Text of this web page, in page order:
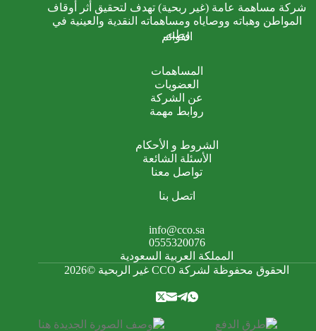
شركة مساهمة عامة (غير ربحية) تهدف لتحقيق أثر أوقاف
المواطن وهباته ووصاياه ومساهماته النقدية والعينية في
وطنه.
القوائم
المساهمات
العضويات
عن الشركة
روابط مهمة
الشروط و الأحكام
الأسئلة الشائعة
تواصل معنا
اتصل بنا
info@cco.sa
0555320076
المملكة العربية السعودية
الحقوق محفوظة لشركة CCO غير الربحية ©2026